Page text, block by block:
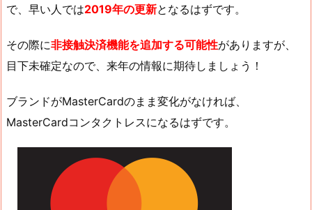
で、早い人では2019年の更新となるはずです。
その際に非接触決済機能を追加する可能性がありますが、
目下未確定なので、来年の情報に期待しましょう！
ブランドがMasterCardのまま変化がなければ、
MasterCardコンタクトレスになるはずです。